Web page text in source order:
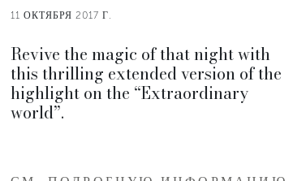
11 ОКТЯБРЯ 2017 Г.
Revive the magic of that night with
this thrilling extended version of the
highlight on the “Extraordinary
world”.